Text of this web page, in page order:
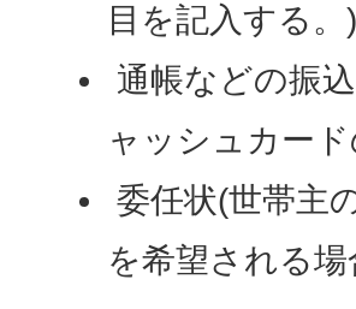
目を記入する。)
通帳などの振
ャッシュカー
委任状(世帯主
を希望される